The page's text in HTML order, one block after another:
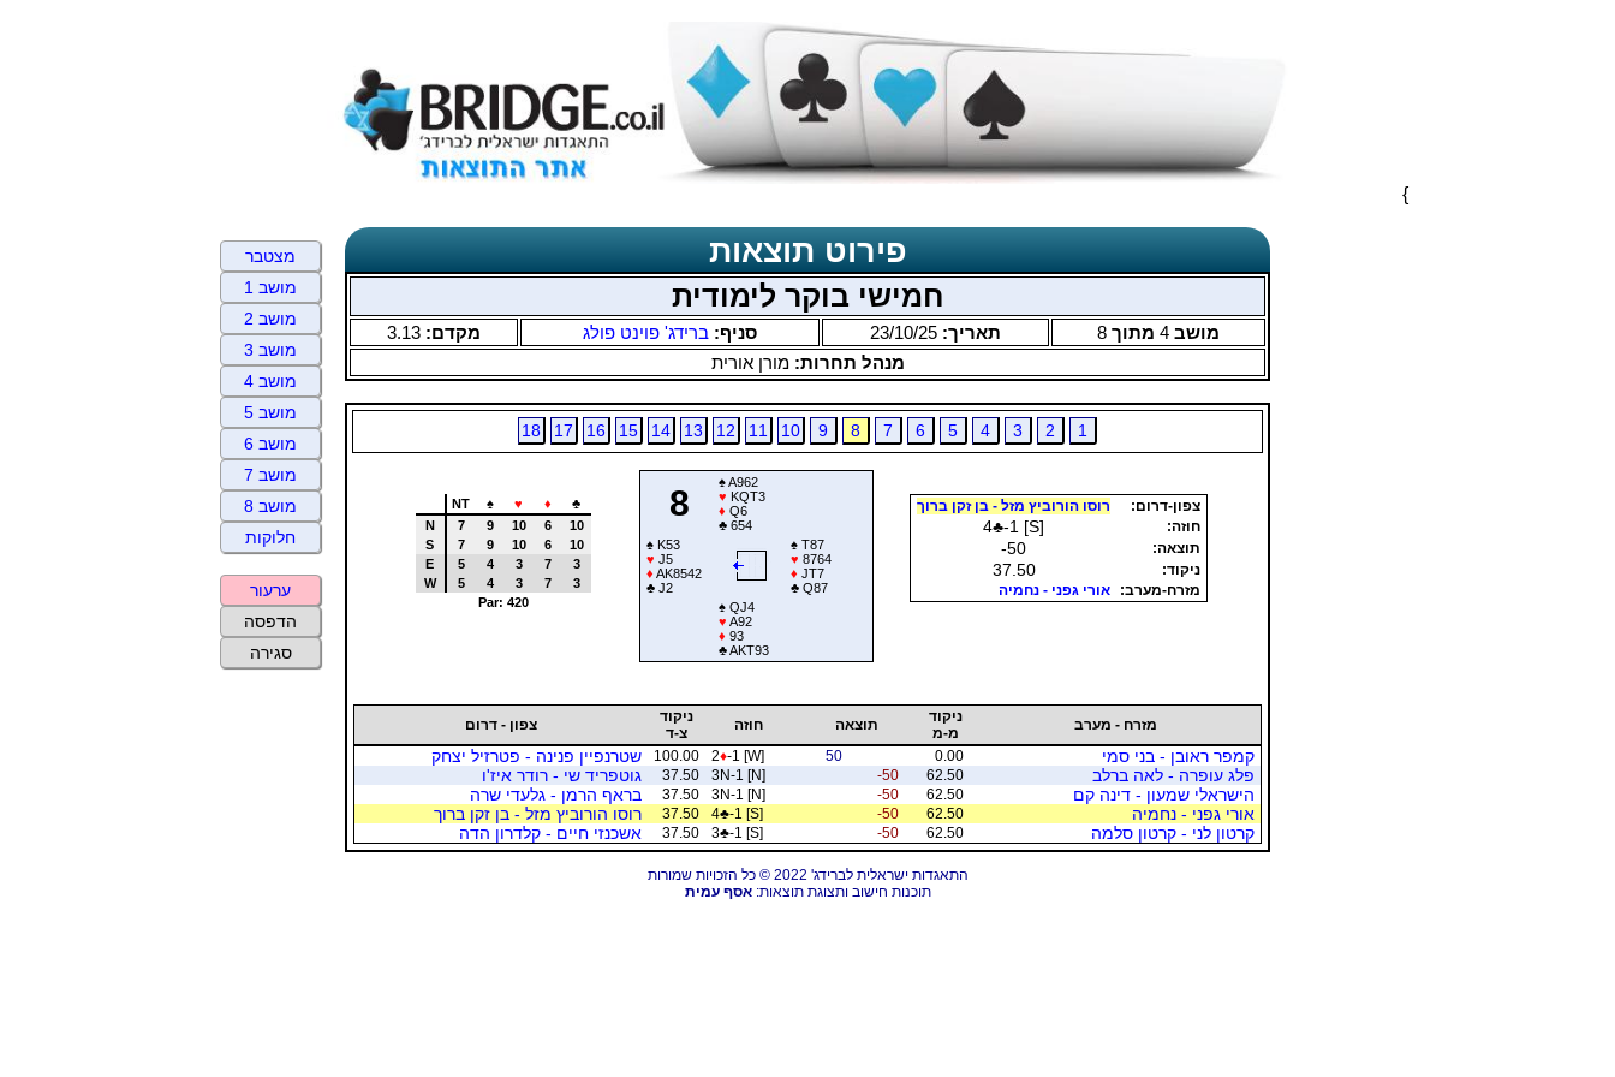
}
פירוט תוצאות
חמישי בוקר לימודית
מושב 4 מתוך 8 תאריך: 23/10/25 סניף: ברידג' פוינט פולג מקדם: 3.13
מנהל תחרות:מורן אורית
1
2
3
4
5
6
7
8
9
10
11
12
13
14
15
16
17
18
צפון-דרום:
רוסו הורוביץ מזל - בן זקן ברוך
חוזה:
4♣-1 [S]
תוצאה: -50
ניקוד: 37.50
מזרח-מערב: אורי גפני - נחמיה
8
♠A962
♥ KQT3
♦ Q6
♣ 654
♠ K53
♥ J5
♦ AK8542
♣ J2
♠ T87
♥ 8764
♦ JT7
♣ Q87
♠ QJ4
♥ A92
♦ 93
♣AKT93
NT ♠ ♥ ♦
♣
N
7 9 10 6
10
S
7 9 10 6
10
E
5 4 3 7
3
W
5 4 3 7
3
Par: 420
מזרח - מערב
ניקוד
מ-מ
תוצאה חוזה
ניקוד
צ-ד
צפון - דרום
קמפר ראובן - בני סמי 0.00
50
2♦-1 [W]
100.00
שטרנפיין פנינה - פטרזיל יצחק
פלג עופרה - לאה ברלב
62.50
-50
3N-1 [N]
37.50
גוטפריד שי - רודר איז'ו
הישראלי שמעון - דינה קם
62.50
-50
3N-1 [N]
37.50
בראף הרמן - גלעדי שרה
אורי גפני - נחמיה
62.50
-50
4♣-1 [S]
37.50
רוסו הורוביץ מזל - בן זקן ברוך
קרטון לני - קרטון סלמה
62.50
-50
3♣-1 [S]
37.50 אשכנזי חיים - קלדרון הדה
התאגדות ישראלית לברידג' 2022 © כל הזכויות שמורות
תוכנות חישוב ותצוגת תוצאות:אסף עמית
מצטבר
מושב 1
מושב 2
מושב 3
מושב 4
מושב 5
מושב 6
מושב 7
מושב 8
חלוקות
ערעור
הדפסה
סגירה